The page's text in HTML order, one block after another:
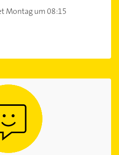
Montag um 08:15